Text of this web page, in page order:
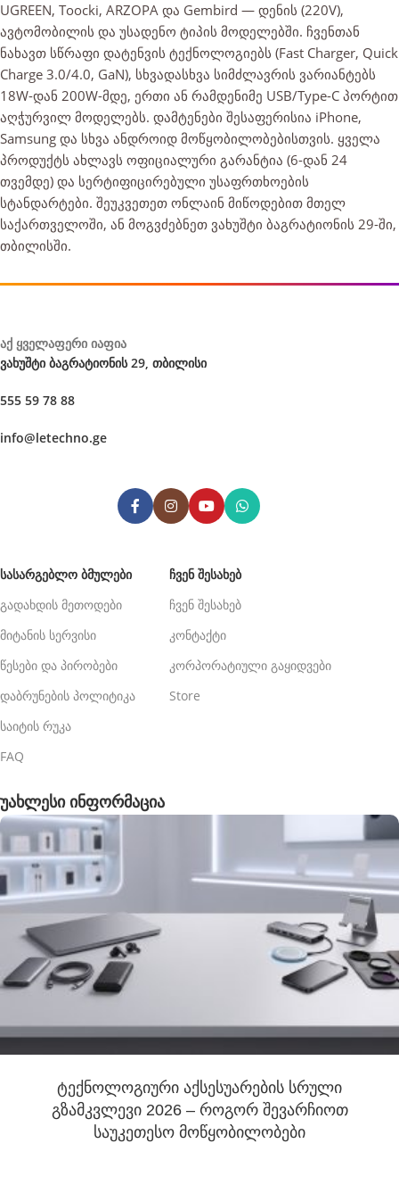
UGREEN, Toocki, ARZOPA და Gembird — დენის (220V),
ავტომობილის და უსადენო ტიპის მოდელებში. ჩვენთან
ნახავთ სწრაფი დატენვის ტექნოლოგიებს (Fast Charger, Quick
Charge 3.0/4.0, GaN), სხვადასხვა სიმძლავრის ვარიანტებს
18W-დან 200W-მდე, ერთი ან რამდენიმე USB/Type-C პორტით
აღჭურვილ მოდელებს. დამტენები შესაფერისია iPhone,
Samsung და სხვა ანდროიდ მოწყობილობებისთვის. ყველა
პროდუქტს ახლავს ოფიციალური გარანტია (6-დან 24
თვემდე) და სერტიფიცირებული უსაფრთხოების
სტანდარტები. შეუკვეთეთ ონლაინ მიწოდებით მთელ
საქართველოში, ან მოგვძებნეთ ვახუშტი ბაგრატიონის 29-ში,
თბილისში.
აქ ყველაფერი იაფია
ვახუშტი ბაგრატიონის 29, თბილისი
555 59 78 88
info@letechno.ge
ᲡᲐᲡᲐᲠᲒᲔᲑᲚᲝ ᲑᲛᲣᲚᲔᲑᲘ
გადახდის მეთოდები
მიტანის სერვისი
წესები და პირობები
დაბრუნების პოლიტიკა
საიტის რუკა
FAQ
ᲩᲕᲔᲜ ᲨᲔᲡᲐᲮᲔᲑ
ჩვენ შესახებ
კონტაქტი
კორპორატიული გაყიდვები
Store
უახლესი ინფორმაცია
ტექნოლოგიური აქსესუარების სრული
გზამკვლევი 2026 – როგორ შევარჩიოთ
საუკეთესო მოწყობილობები